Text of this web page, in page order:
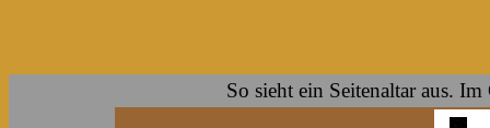
So sieht ein Seitenaltar aus.